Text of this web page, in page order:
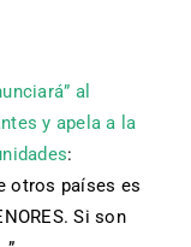
al
y apela a la
:
otros países es
Si son